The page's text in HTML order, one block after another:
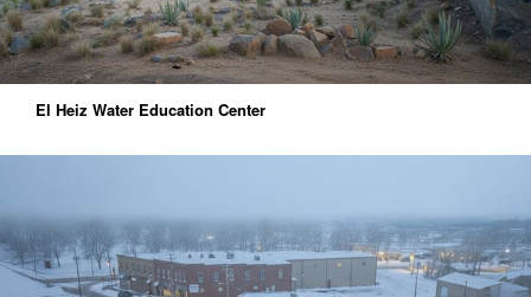
El Heiz Water Education Center